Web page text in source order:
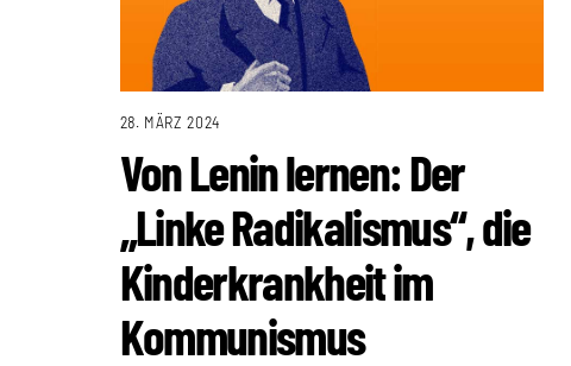
28. MÄRZ 2024
Von Lenin lernen: Der
„Linke Radikalismus“, die
Kinderkrankheit im
Kommunismus